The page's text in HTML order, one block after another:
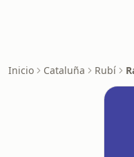
Inicio Cataluña Rubí